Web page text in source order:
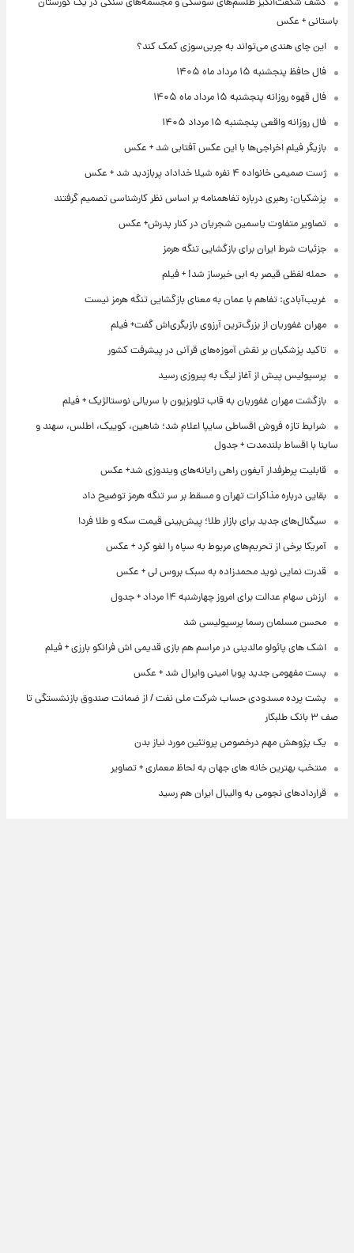
باستانی + عکس
این چای هندی می‌تواند به چربی‌سوزی کمک کند؟
فال حافظ پنجشنبه ۱۵ مرداد ماه ۱۴۰۵
فال قهوه روزانه پنجشنبه ۱۵ مرداد ماه ۱۴۰۵
فال روزانه واقعی پنجشنبه ۱۵ مرداد ۱۴۰۵
بازیگر فیلم اخراجی‌ها با این عکس آفتابی شد + عکس
ژست صمیمی خانواده ۴ نفره شیلا خداداد پربازدید شد + عکس
پزشکیان: رهبری درباره تفاهمنامه بر اساس نظر کارشناسی تصمیم گرفتند
تصاویر متفاوت یاسمین شجریان در کنار پدرش+ عکس
جزئیات شرط ایران برای بازگشایی تنگه هرمز
حمله لفظی قیصر به ابی خبرساز شد! + فیلم
غریب‌آبادی: تفاهم با عمان به معنای بازگشایی تنگه هرمز نیست
مهران غفوریان از بزرگ‌ترین آرزوی بازیگری‌اش گفت+ فیلم
تاکید پزشکیان بر نقش آموزه‌های قرآنی در پیشرفت کشور
پرسپولیس پیش از آغاز لیگ به پیروزی رسید
بازگشت مهران غفوریان به قاب تلویزیون با سریالی نوستالژیک + فیلم
شرایط تازه فروش اقساطی سایپا اعلام شد؛ شاهین، کوییک، اطلس، سهند و
ساینا با اقساط بلندمدت + جدول
قابلیت پرطرفدار آیفون راهی رایانه‌های ویندوزی شد+ عکس
بقایی درباره مذاکرات تهران و مسقط بر سر تنگه هرمز توضیح داد
سیگنال‌های جدید برای بازار طلا؛ پیش‌بینی قیمت سکه و طلا فردا
آمریکا برخی از تحریم‌های مربوط به سپاه را لغو کرد + عکس
قدرت نمایی نوید محمدزاده به سبک بروس لی + عکس
ارزش سهام عدالت برای امروز چهارشنبه ۱۴ مرداد + جدول
محسن مسلمان رسما پرسپولیسی شد
اشک های پائولو مالدینی در مراسم هم بازی قدیمی اش فرانکو بارزی + فیلم
پست مفهومی جدید پویا امینی وایرال شد + عکس
پشت پرده‌ مسدودی حساب شرکت ملی نفت / از ضمانت صندوق بازنشستگی تا
صف ۳ بانک طلبکار
یک پژوهش مهم درخصوص پروتئین مورد نیاز بدن
منتخب بهترین خانه های جهان به لحاظ معماری + تصاویر
قراردادهای نجومی به والیبال ایران هم رسید